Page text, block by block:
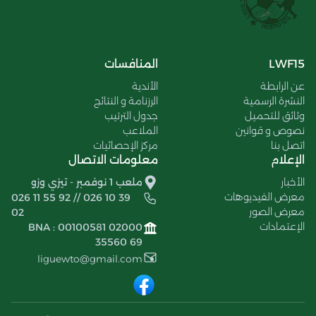
LWF15
عن الرابطة
النشرة الرسمية
وثائق للتحميل
نصوص و قوانين
اتصل بنا
المنافسات
الأندية
الرزنامة و النتائج
جدول الترتيب
الملاعب
مركز الإحصائيات
الإعلام
الأخبار
معرض الفيديوهات
معرض الصور
الإعتمادات
معلومات الاتصال
ملعب 1 نوفمبر - تيزي وزو
026 11 55 92 // 026 10 39
02
BNA : 00100581 02000
35560 69
liguewto@gmail.com